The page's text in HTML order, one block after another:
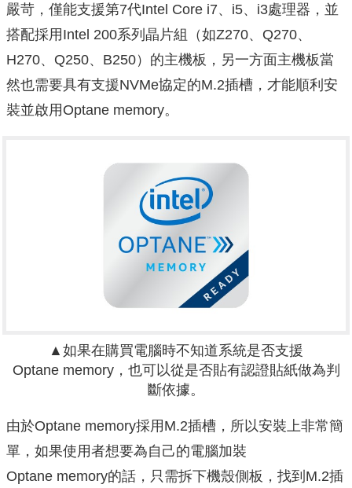
嚴苛，僅能支援第7代Intel Core i7、i5、i3處理器，並
搭配採用Intel 200系列晶片組（如Z270、Q270、
H270、Q250、B250）的主機板，另一方面主機板當
然也需要具有支援NVMe協定的M.2插槽，才能順利安
裝並啟用Optane memory。
▲如果在購買電腦時不知道系統是否支援
Optane memory，也可以從是否貼有認證貼紙做為判
斷依據。
由於Optane memory採用M.2插槽，所以安裝上非常簡
單，如果使用者想要為自己的電腦加裝
Optane memory的話，只需拆下機殼側板，找到M.2插